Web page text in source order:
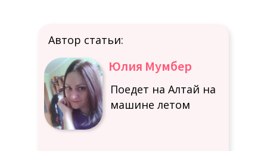
Юлия Мумбер
Автор статьи:
Поедет на Алтай на
машине летом